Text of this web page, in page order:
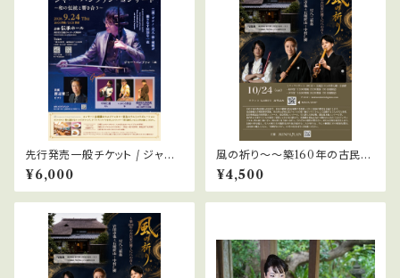
先行発売一般チケット / ジャー・
パンファン・コンサート 〜和の
伝統と響き合う 一般チケット
¥6,000
風の祈り〜〜築160年の古民家
に響く尺八の音〜 / 昼の宴
¥4,500